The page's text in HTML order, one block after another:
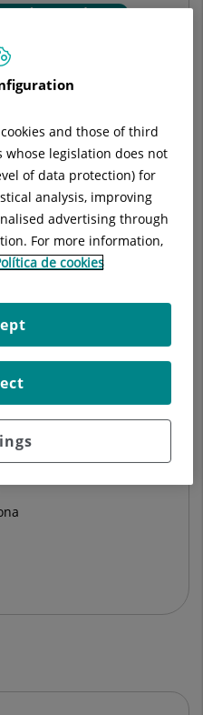
de Catalunya
Barcelona
Vallès
and those of third
legislation does not
of data protection) for
analysis, improving
advertising through
For more information,
de cookies